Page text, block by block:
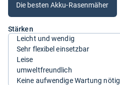
Die besten Akku-Rasenmäher
Stärken
Leicht und wendig
Sehr flexibel einsetzbar
Leise
umweltfreundlich
Keine aufwendige Wartung nötig